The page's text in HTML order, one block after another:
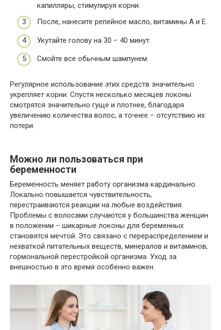
капилляры, стимулируя корни.
После, нанесите репейное масло, витамины А и Е.
Укутайте голову на 30 − 40 минут.
Смойте все обычным шампунем.
Регулярное использование этих средств значительно
укрепляет корни. Спустя несколько месяцев локоны
смотрятся значительно гуще и плотнее, благодаря
увеличению количества волос, а точнее − отсутствию их
потери.
Можно ли пользоваться при
беременности
Беременность меняет работу организма кардинально.
Локально повышается чувствительность,
перестраиваются реакции на любые воздействия.
Проблемы с волосами случаются у большинства женщин
в положении − шикарные локоны для беременных
становятся мечтой. Это связано с перераспределением и
нехваткой питательных веществ, минералов и витаминов,
гормональной перестройкой организма. Уход за
внешностью в это время особенно важен.